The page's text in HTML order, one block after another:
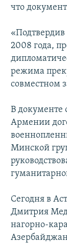
что
2008 года,
режима
совместном
В документе
Армении
Минской
Сегодня в
Дмитрия
нагорно-